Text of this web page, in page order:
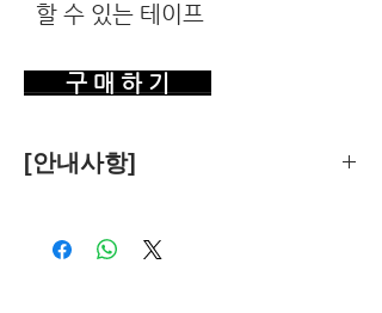
할 수 있는 테이프
구 매 하 기
[안내사항]
객관적 기준에 따라 독립적으로 수행합